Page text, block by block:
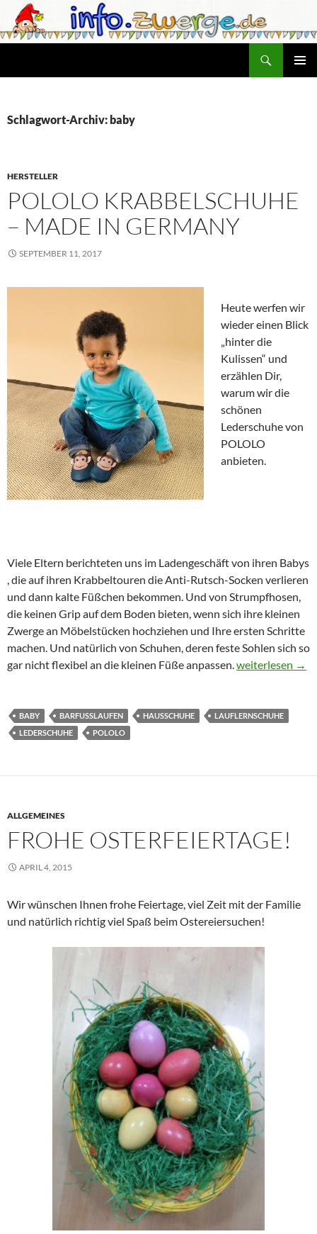
Zum
Inhalt
springen
Schlagwort-Archiv: baby
HERSTELLER
POLOLO KRABBELSCHUHE
– MADE IN GERMANY
SEPTEMBER 11, 2017
Heute werfen wir
wieder einen Blick
„hinter die
Kulissen“ und
erzählen Dir,
warum wir die
schönen
Lederschuhe von
POLOLO
anbieten.
Viele Eltern berichteten uns im Ladengeschäft von ihren Babys
, die auf ihren Krabbeltouren die Anti-Rutsch-Socken verlieren
und dann kalte Füßchen bekommen. Und von Strumpfhosen,
die keinen Grip auf dem Boden bieten, wenn sich ihre kleinen
Zwerge an Möbelstücken hochziehen und Ihre ersten Schritte
machen. Und natürlich von Schuhen, deren feste Sohlen sich so
gar nicht flexibel an die kleinen Füße anpassen.Pololo
weiterlesen →
BABY BARFUSSLAUFEN HAUSSCHUHE
LAUFLERNSCHUHE
LEDERSCHUHE
POLOLO
ALLGEMEINES
FROHE OSTERFEIERTAGE!
APRIL 4, 2015
Wir wünschen Ihnen frohe Feiertage, viel Zeit mit der Familie
und natürlich richtig viel Spaß beim Ostereiersuchen!